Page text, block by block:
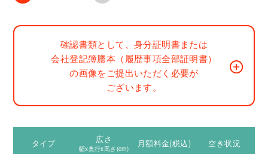
確認書類として、身分証明書または
会社登記簿謄本（履歴事項全部証明書）
の画像をご提出いただく必要が
ございます。
タイプ 広さ
幅x奥行x高さ(cm) 月額料金(税込) 空き状況